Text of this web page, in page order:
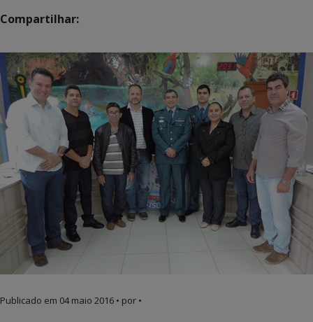
Compartilhar:
Publicado em 04 maio 2016 • por •